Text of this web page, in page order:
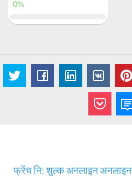
0%
फ्रेंच नि: शुल्क अनलाइन अनलाइन